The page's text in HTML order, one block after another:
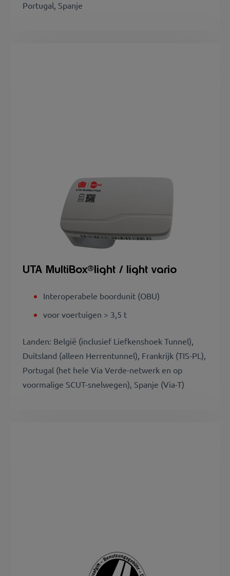
Portugal, Spanje
UTA MultiBox®light / light vario
Interoperabele boordunit (OBU)
voor voertuigen > 3,5 t
Landen: België (inclusief Liefkenshoek Tunnel),
Duitsland (alleen Herrentunnel), Frankrijk (TIS-PL),
Portugal (het hele Via Verde-netwerk en op
voormalige SCUT-snelwegen), Spanje (Via-T)